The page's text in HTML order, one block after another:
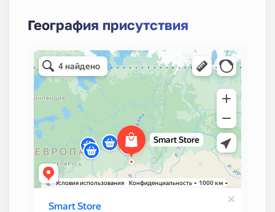
География присутствия